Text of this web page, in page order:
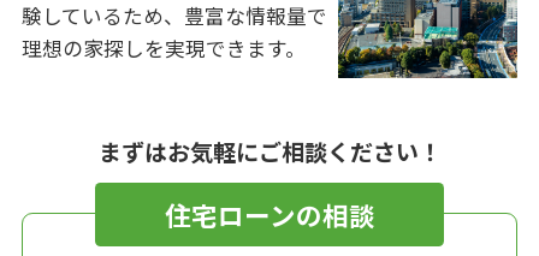
験しているため、豊富な情報量で
理想の家探しを実現できます。
まずはお気軽にご相談ください！
住宅ローンの相談